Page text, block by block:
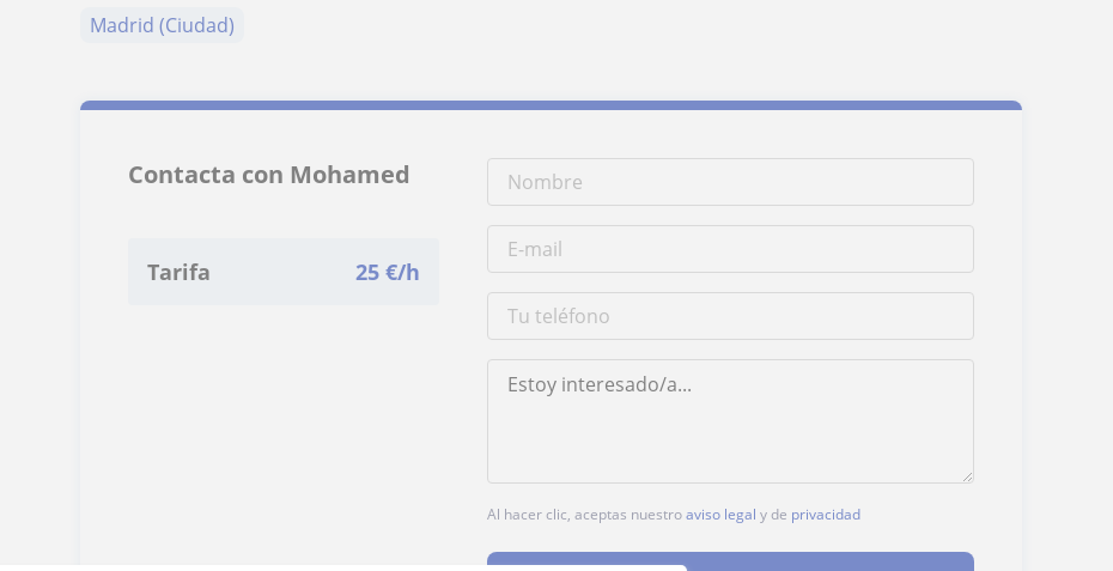
Madrid (Ciudad)
Contacta con Mohamed
Tarifa 25 €/h
Al hacer clic, aceptas nuestroaviso legal y de privacidad